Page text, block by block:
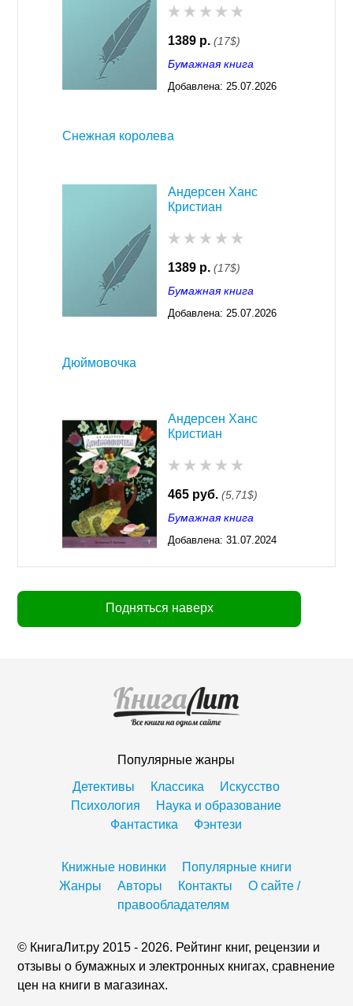
1389 р. (17$)
Бумажная книга
Добавлена: 25.07.2026
Снежная королева
Андерсен Ханс
Кристиан
1389 р. (17$)
Бумажная книга
Добавлена: 25.07.2026
Дюймовочка
Андерсен Ханс
Кристиан
465 руб. (5,71$)
Бумажная книга
Добавлена: 31.07.2024
Подняться наверх
Популярные жанры
Детективы
Классика
Искусство
Психология
Наука и образование
Фантастика
Фэнтези
Книжные новинки
Популярные книги
Жанры
Авторы Контакты
О сайте /
правообладателям
© КнигаЛит.ру 2015 - 2026. Рейтинг книг, рецензии и
отзывы о бумажных и электронных книгах, сравнение
цен на книги в магазинах.